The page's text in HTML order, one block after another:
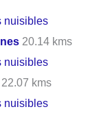
nuisibles
20.14 kms
nuisibles
22.07 kms
nuisibles